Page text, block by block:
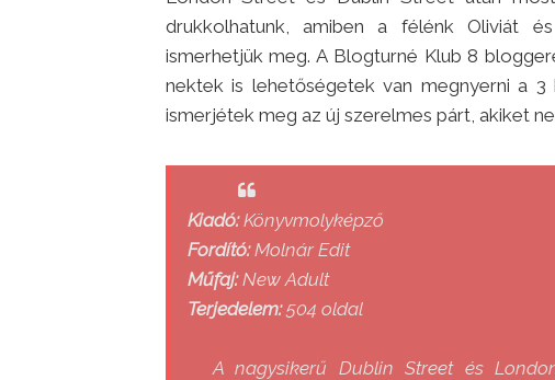
drukkolhatunk, amiben a félénk Oliviát
ismerhetjük meg. A Blogturné Klub 8
nektek is lehetőségetek van megnyerni a
ismerjétek meg az új szerelmes párt, akiket
Kiadó:Könyvmolyképző
Fordító:Molnár Edit
Műfaj:New Adult
Terjedelem:504 oldal
A nagysikerű Dublin Street és